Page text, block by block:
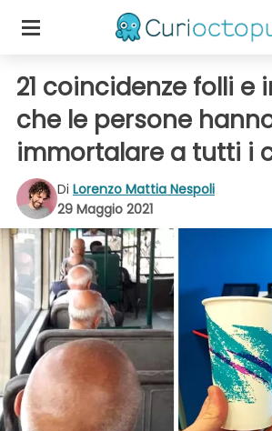
21 coincidenze folli e
che le persone
immortalare a tutti i
Di Lorenzo Mattia Nespoli
29 Maggio 2021